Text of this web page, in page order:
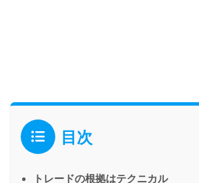
目次
トレードの根拠はテクニカル